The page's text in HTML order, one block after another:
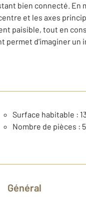
bien connecté. En
et les axes
paisible, tout en
d'imaginer un
Surface habitable :
Nombre de pièces : 5
Général